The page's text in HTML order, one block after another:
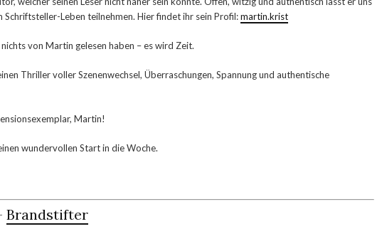
Schriftsteller-Leben teilnehmen. Hier findet ihr sein Profil:martin.krist
von Martin gelesen haben – es wird Zeit.
Thriller voller Szenenwechsel, Überraschungen, Spannung und authentische
Martin!
wundervollen Start in die Woche.
Brandstifter